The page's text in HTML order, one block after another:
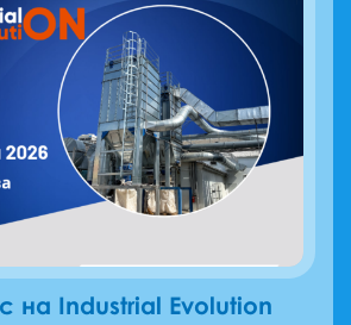
на Industrial Evolution